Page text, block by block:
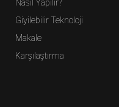
Nasıl Yapılır?
Giyilebilir Teknoloji
Makale
Karşılaştırma